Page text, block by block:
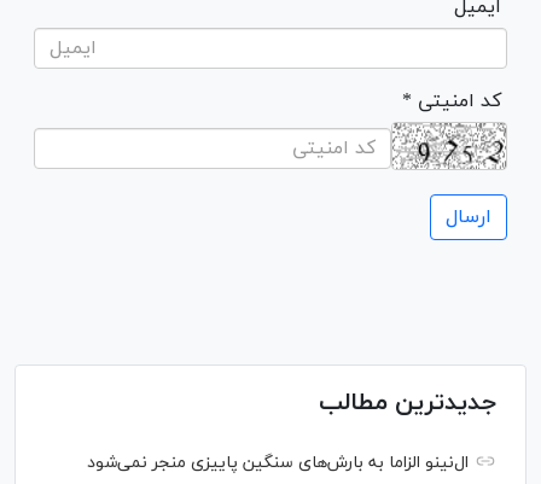
ایمیل
* کد امنیتی
جدیدترین مطالب
ال‌نینو الزاما به بارش‌های سنگین پاییزی منجر نمی‌شود